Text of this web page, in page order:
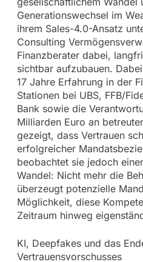
Generationswechsel im
ihrem Sales-4.0-Ansatz
Consulting
Finanzberater dabei,
sichtbar aufzubauen.
17 Jahre Erfahrung in der
Stationen bei UBS, FFB/
Bank sowie die
Milliarden Euro an
gezeigt, dass Vertrauen
erfolgreicher
beobachtet sie jedoch
Wandel: Nicht mehr die
überzeugt potenzielle
Möglichkeit, diese
Zeitraum hinweg
KI, Deepfakes und das
Vertrauensvorschusses